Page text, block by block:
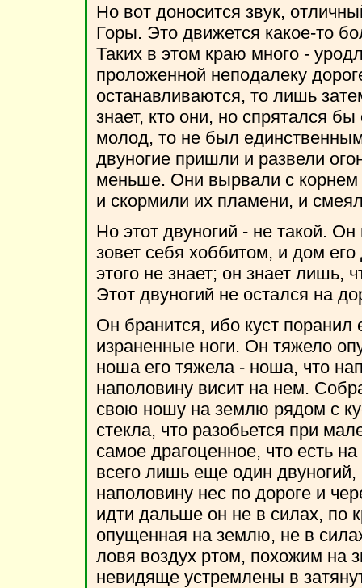
Но вот доносится звук,
Горы. Это движется какое-то
Таких в этом краю много -
проложенной неподалеку
останавливаются, то лишь
знает, кто они, но спрятался
молод, то не был
двуногие пришли и развели
меньше. Они вырвали с корнем
и скормили их пламени, и
Но этот двуногий - не такой.
зовет себя хоббитом, и дом
этого не знает; он знает лишь,
Этот двуногий не остался на
Он бранится, ибо куст поранил
израненные ноги. Он тяжело
ноша его тяжела - ноша, что
наполовину висит на нем.
свою ношу на землю рядом с
стекла, что разобьется при
самое драгоценное, что есть
всего лишь еще один двуногий,
наполовину нес по дороге и
идти дальше он не в силах, по
опущенная на землю, не в
ловя воздух ртом, похожим на
невидяще устремлены в